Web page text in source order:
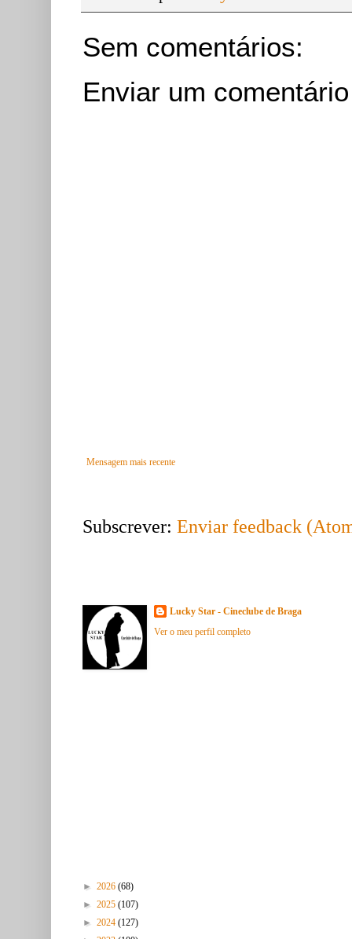
Sem comentários:
Enviar um comentário
Mensagem mais recente
Subscrever: Enviar feedback
Lucky Star - Cineclube de Braga
Ver o meu perfil completo
► 2026 (68)
► 2025 (107)
► 2024 (127)